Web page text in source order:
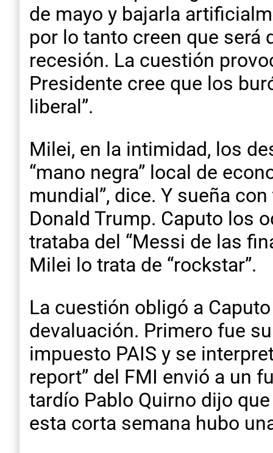
de mayo y bajarla
por lo tanto creen que será
recesión. La cuestión
Presidente cree que los
liberal”.
Milei, en la intimidad, los
“mano negra” local de
mundial”, dice. Y sueña
Donald Trump. Caputo los
trataba del “Messi de las
Milei lo trata de “rockstar”.
La cuestión obligó a
devaluación. Primero fue
impuesto PAIS y se
report” del FMI envió a un
tardío Pablo Quirno dijo
esta corta semana hubo